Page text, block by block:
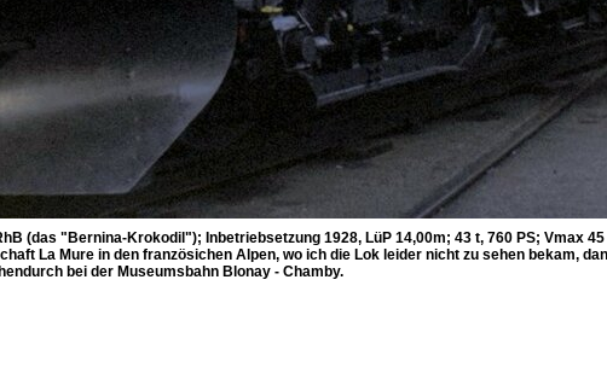
(das "Bernina-Krokodil"); Inbetriebsetzung 1928, LüP 14,00m; 43 t, 760 PS; Vmax
La Mure in den französichen Alpen, wo ich die Lok leider nicht zu sehen bekam,
bei der Museumsbahn Blonay - Chamby.